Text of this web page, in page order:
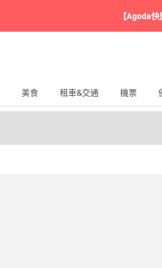
【Agoda
美食 租車&交通 機票